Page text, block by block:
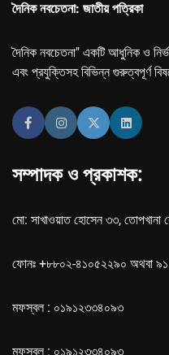
দৈনিক নবচেতনা: জাতীয় পত্রিকা
দৈনিক নবচেতনা" একটি আধুনিক ও
এবং প্রযুক্তিসহ বিভিন্ন গুরুত্বপূর্ণ
সম্পাদক ও প্রকাশক:
মো: সাখাওয়াত হোসেন ৩৩, তোপখানা
ফোনঃ +৮৮০২-৪১০৫২২৯০ অথবা ৯১
মফস্বল : ০১৯১২৩৩৪০৯৩
মফস্বল : ০১৯১২৩৩৪০৯৩